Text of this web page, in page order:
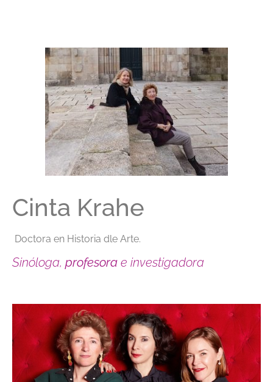
Cinta Krahe
Doctora en Historia dle Arte.
Sinóloga, profesora e investigadora